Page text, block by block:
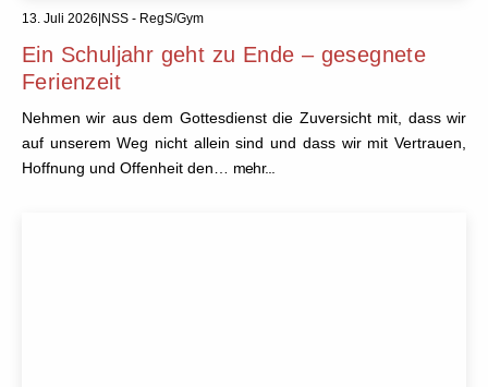
13. Juli 2026 NSS - RegS/Gym
Ein Schuljahr geht zu Ende – gesegnete
Ferienzeit
Nehmen wir aus dem Gottesdienst die Zuversicht mit, dass wir
auf unserem Weg nicht allein sind und dass wir mit Vertrauen,
Hoffnung und Offenheit den… mehr...